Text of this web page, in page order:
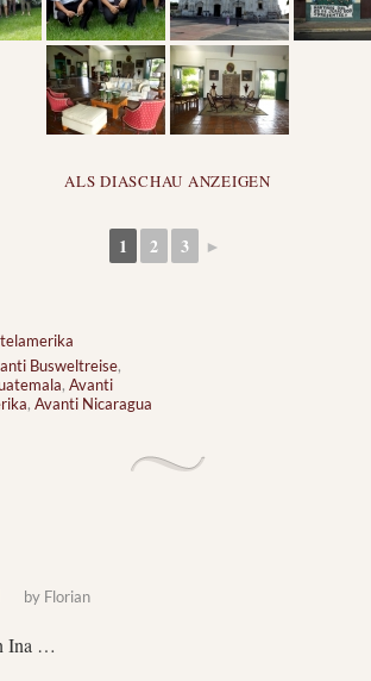
ALS DIASCHAU ANZEIGEN
1 2 3 ►
Busweltreise,
, Avanti
, Avanti Nicaragua
by Florian
Ina …